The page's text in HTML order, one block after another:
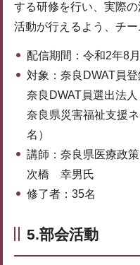
する研修を行い、実際
活動が行えるよう、チー
配信期間：令和2年8
対象：奈良DWAT員登
奈良DWAT員選出法
奈良県災害福祉支援
名）
講師：奈良県医療政
次橋 幸男氏
修了者：35名
5.部会活動